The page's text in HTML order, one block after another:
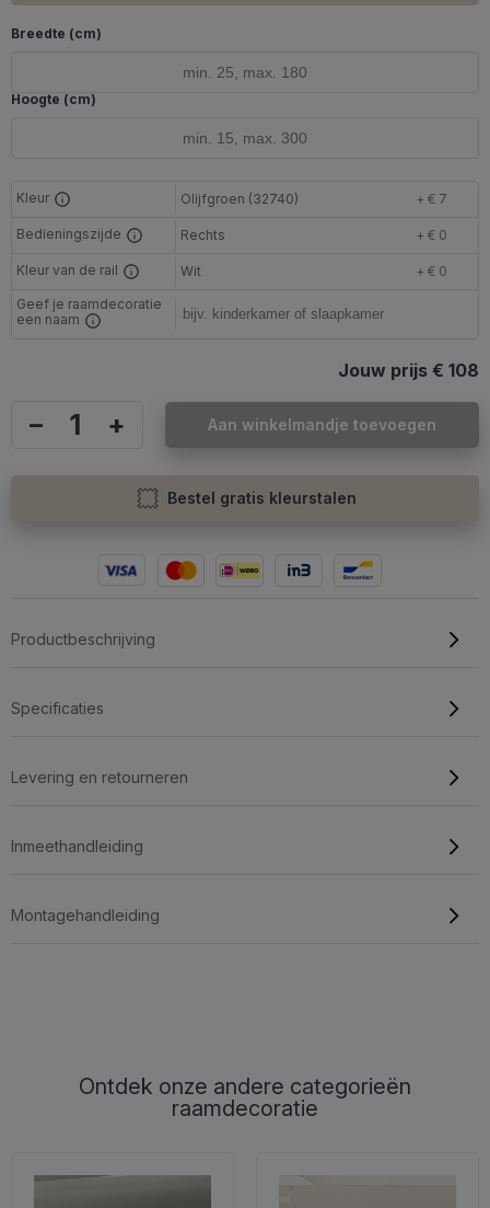
Breedte (cm)
Hoogte (cm)
Kleur Olijfgroen (32740) + € 7
Bedieningszijde Rechts + € 0
Kleur van de rail Wit
+ € 0
Geef je raamdecoratie
een naam
Jouw prijs € 108
– + Aan winkelmandje toevoegen
Bestel gratis kleurstalen
Productbeschrijving
Specificaties
Levering en retourneren
Inmeethandleiding
Montagehandleiding
Ontdek onze andere categorieën
raamdecoratie